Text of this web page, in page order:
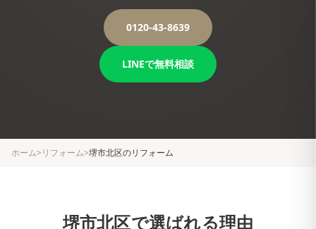
0120-43-8639
LINEで無料相談
ホーム> リフォーム>堺市北区のリフォーム
堺市北区で選ばれる理由